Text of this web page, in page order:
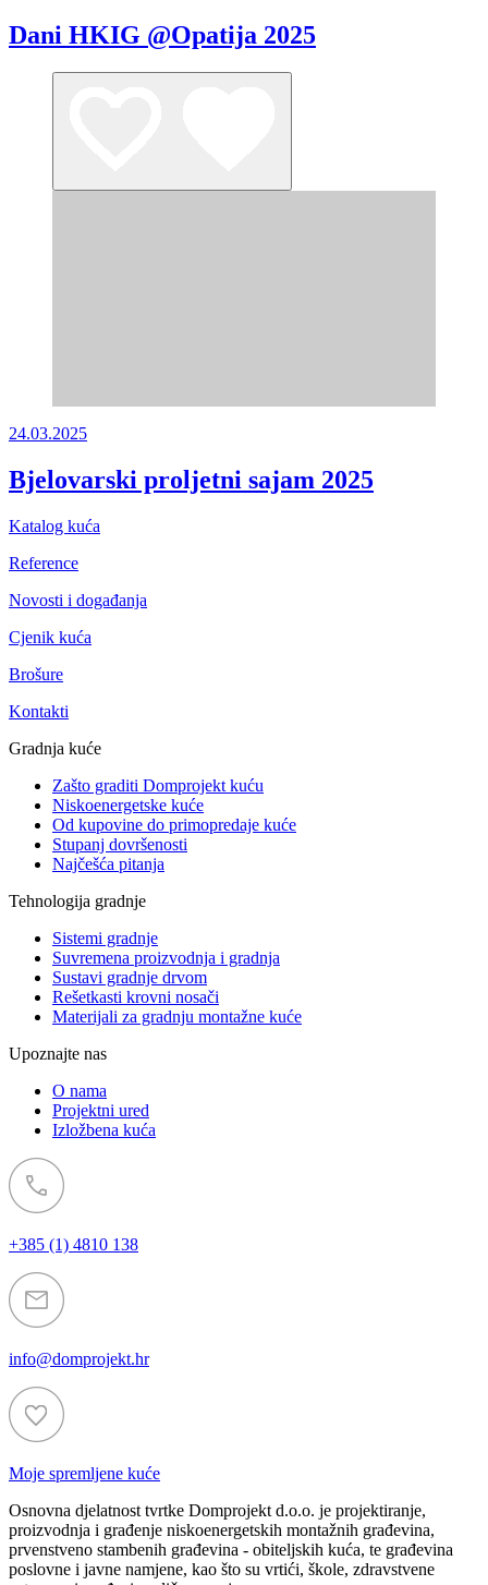
Dani HKIG @Opatija 2025
24.03.2025
Bjelovarski proljetni sajam 2025
Katalog kuća
Reference
Novosti i događanja
Cjenik kuća
Brošure
Kontakti
Gradnja kuće
Zašto graditi Domprojekt kuću
Niskoenergetske kuće
Od kupovine do primopredaje kuće
Stupanj dovršenosti
Najčešća pitanja
Tehnologija gradnje
Sistemi gradnje
Suvremena proizvodnja i gradnja
Sustavi gradnje drvom
Rešetkasti krovni nosači
Materijali za gradnju montažne kuće
Upoznajte nas
O nama
Projektni ured
Izložbena kuća
+385 (1) 4810 138
info@domprojekt.hr
Moje spremljene kuće
Osnovna djelatnost tvrtke Domprojekt d.o.o. je projektiranje,
proizvodnja i građenje niskoenergetskih montažnih građevina,
prvenstveno stambenih građevina - obiteljskih kuća, te građevina
poslovne i javne namjene, kao što su vrtići, škole, zdravstvene